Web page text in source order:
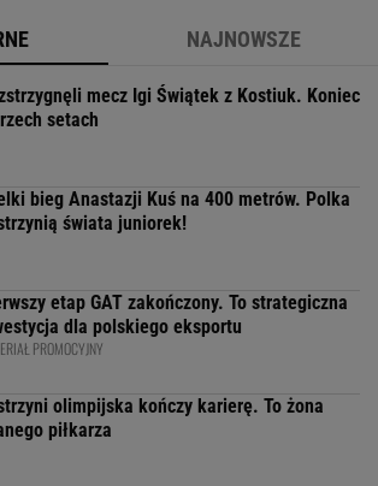
NAJNOWSZE
mecz Igi Świątek z Kostiuk. Koniec
setach
bieg Anastazji Kuś na 400 metrów. Polka
świata juniorek!
etap GAT zakończony. To strategiczna
dla polskiego eksportu
PROMOCYJNY
olimpijska kończy karierę. To żona
piłkarza